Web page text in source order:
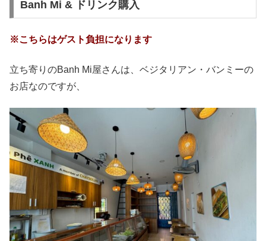
Banh Mi & ドリンク購入
※こちらはゲスト負担になります
立ち寄りのBanh Mi屋さんは、ベジタリアン・バンミーの
お店なのですが、